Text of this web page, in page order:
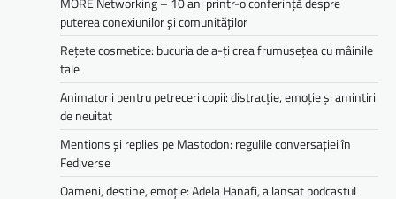
puterea conexiunilor și comunităților
Rețete cosmetice: bucuria de a-ți crea frumusețea cu mâinile
tale
Animatorii pentru petreceri copii: distracție, emoție și amintiri
de neuitat
Mentions și replies pe Mastodon: regulile conversației în
Fediverse
Oameni, destine, emoție: Adela Hanafi, a lansat podcastul